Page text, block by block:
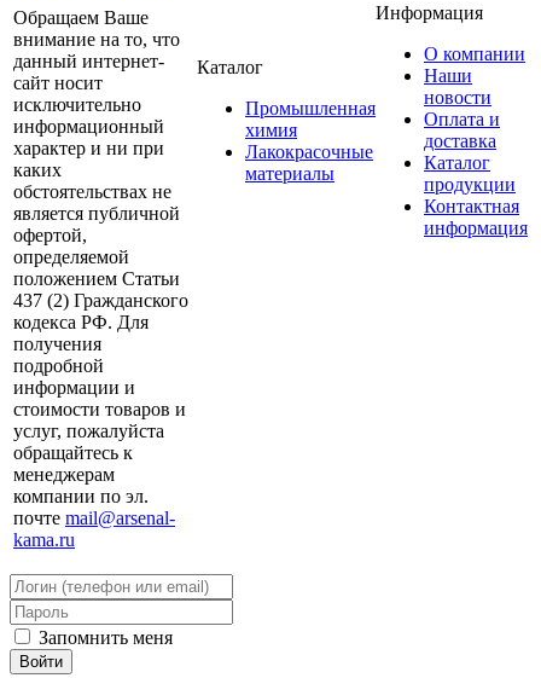
Обращаем Ваше
внимание на то, что
данный интернет-
сайт носит
исключительно
информационный
характер и ни при
каких
обстоятельствах не
является публичной
офертой,
определяемой
положением Статьи
437 (2) Гражданского
кодекса РФ. Для
получения
подробной
информации и
стоимости товаров и
услуг, пожалуйста
обращайтесь к
менеджерам
компании по эл.
почте mail@arsenal-
kama.ru
Каталог
Промышленная
химия
Лакокрасочные
материалы
Информация
О компании
Наши
новости
Оплата и
доставка
Каталог
продукции
Контактная
информация
Запомнить меня